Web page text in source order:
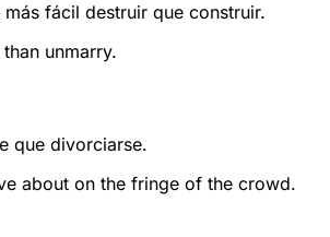
fácil destruir que construir.
unmarry.
que divorciarse.
about on the fringe of the crowd.